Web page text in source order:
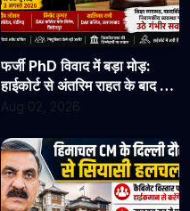
फर्जी PhD विवाद में बड़ा मोड़:
हाईकोर्ट से अंतरिम राहत के बाद 3
असिस्टेंट प्रोफेसरों ने फिर संभाला
सुनवाई
Aug 02, 2026